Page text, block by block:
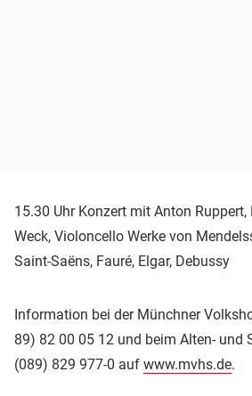
15.30 Uhr Konzert mit Anton
Weck, Violoncello Werke von
Saint-Saëns, Fauré, Elgar, Debussy
Information bei der Münchner
89) 82 00 05 12 und beim Alten- und
(089) 829 977-0 auf www.mvhs.de.